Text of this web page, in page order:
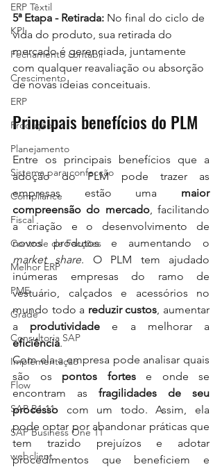
ERP Têxtil
KPI
Fechamento contábil
Crescimento
ERP
Produção
Planejamento
Sistema para confecção
Compliance
Fiscal
Controle de Facções
Melhor ERP
PME
Grade
Consultoria SAP
Implementação
Flow
SAP B1 11
SAP Business One 11
webclient
5ª Etapa - Retirada: No final do ciclo de
vida do produto, sua retirada do
mercado é gerenciada, juntamente
com qualquer reavaliação ou absorção
de novas ideias conceituais.
Principais benefícios do PLM
Entre os principais benefícios que a
adoção do PLM pode trazer as
empresas estão uma maior
compreensão do mercado, facilitando
a criação e o desenvolvimento de
market share. O PLM tem ajudado
inúmeras empresas do ramo de
vestuário, calçados e acessórios no
mundo todo a reduzir custos, aumentar
a produtividade
eficiência.
Com ela a empresa pode analisar quais
são os pontos fortes e onde se
encontram as fragilidades de seu
processo com um todo. Assim, ela
pode optar por abandonar práticas que
tem trazido prejuízos e adotar
procedimentos que beneficiem e